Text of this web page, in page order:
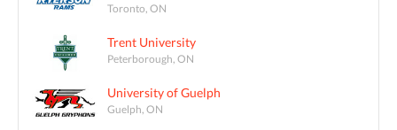
Toronto, ON
Trent University
Peterborough, ON
University of Guelph
Guelph, ON